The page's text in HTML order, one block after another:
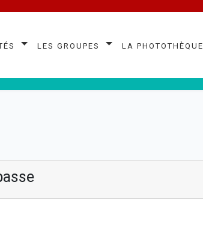
Les Groupes La Photothèque